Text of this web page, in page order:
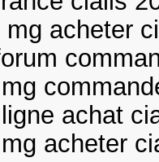
acheter
achat
acheter